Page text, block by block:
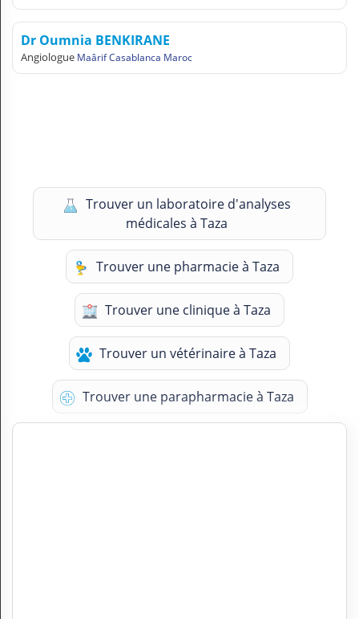
Dr Oumnia BENKIRANE
Angiologue Maârif Casablanca Maroc
Trouver un laboratoire d'analyses
médicales à Taza
Trouver une pharmacie à Taza
Trouver une clinique à Taza
Trouver un vétérinaire à Taza
Trouver une parapharmacie à Taza